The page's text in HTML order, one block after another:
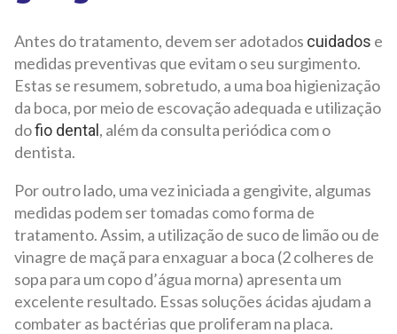
Antes do tratamento, devem ser adotados cuidados e
medidas preventivas que evitam o seu surgimento.
Estas se resumem, sobretudo, a uma boa higienização
da boca, por meio de escovação adequada e utilização
dofio dental, além da consulta periódica com o
dentista.
Por outro lado, uma vez iniciada a gengivite, algumas
medidas podem ser tomadas como forma de
tratamento. Assim, a utilização de suco de limão ou de
vinagre de maçã para enxaguar a boca (2 colheres de
sopa para um copo d’água morna) apresenta um
excelente resultado. Essas soluções ácidas ajudam a
combater as bactérias que proliferam na placa.